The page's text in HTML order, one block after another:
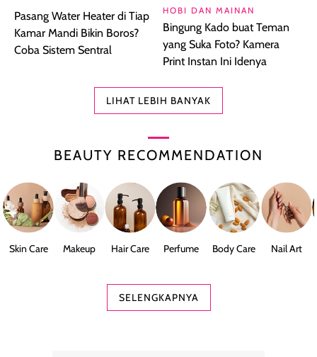
Pasang Water Heater di Tiap
Kamar Mandi Bikin Boros?
Coba Sistem Sentral
HOBI DAN MAINAN
Bingung Kado buat Teman
yang Suka Foto? Kamera
Print Instan Ini Idenya
LIHAT LEBIH BANYAK
BEAUTY RECOMMENDATION
Skin Care Makeup Hair Care Perfume Body Care Nail Art
SELENGKAPNYA